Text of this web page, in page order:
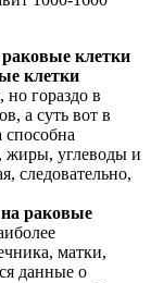
клетки
клетки
гораздо в
а суть вот в
способна
жиры, углеводы и
следовательно,
раковые
матки,
данные о